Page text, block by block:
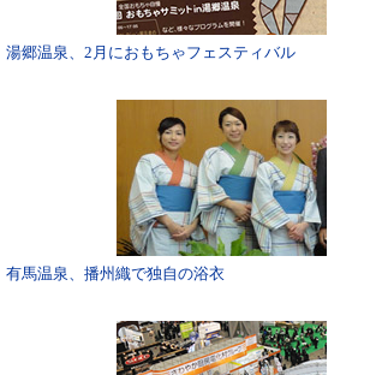
湯郷温泉、2月におもちゃフェスティバル
有馬温泉、播州織で独自の浴衣